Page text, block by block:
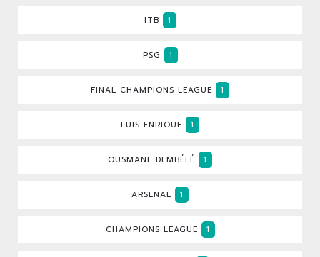
ITB 1
PSG 1
FINAL CHAMPIONS LEAGUE 1
LUIS ENRIQUE 1
OUSMANE DEMBÉLÉ 1
ARSENAL 1
CHAMPIONS LEAGUE 1